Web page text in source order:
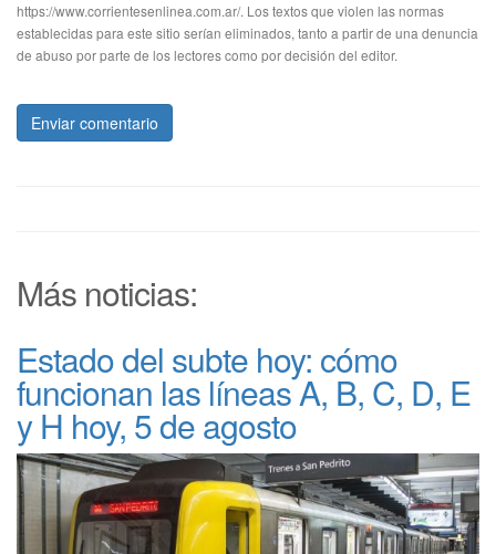
https://www.corrientesenlinea.com.ar/. Los textos que violen las normas
establecidas para este sitio serían eliminados, tanto a partir de una denuncia
de abuso por parte de los lectores como por decisión del editor.
Enviar comentario
Más noticias:
Estado del subte hoy: cómo
funcionan las líneas A, B, C, D, E
y H hoy, 5 de agosto